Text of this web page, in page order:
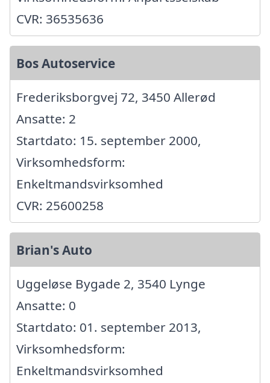
CVR: 36535636
Bos Autoservice
Frederiksborgvej 72, 3450 Allerød
Ansatte: 2
Startdato: 15. september 2000,
Virksomhedsform:
Enkeltmandsvirksomhed
CVR: 25600258
Brian's Auto
Uggeløse Bygade 2, 3540 Lynge
Ansatte: 0
Startdato: 01. september 2013,
Virksomhedsform:
Enkeltmandsvirksomhed